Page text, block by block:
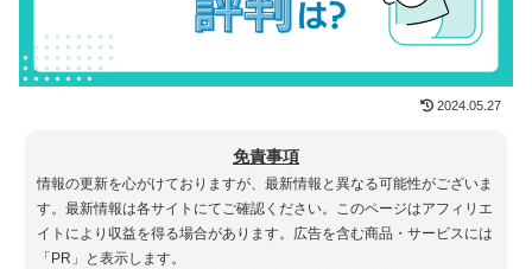
2024.05.27
免責事項
情報の更新を心がけておりますが、最新情報と異なる可能性がございま
す。最新情報は各サイトにてご確認ください。このページはアフィリエ
イトにより収益を得る場合があります。広告を含む商品・サービスには
「PR」と表示します。